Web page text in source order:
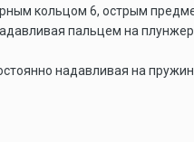
кольцом 6, острым
пальцем на
надавливая на